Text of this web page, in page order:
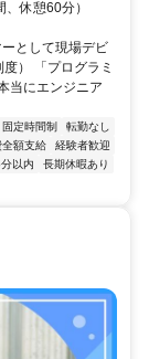
休憩60分）
として現場デビ
） 「プログラミ
当にエンジニア
固定時間制
転勤なし
全額支給
経験者歓迎
以内
長期休暇あり